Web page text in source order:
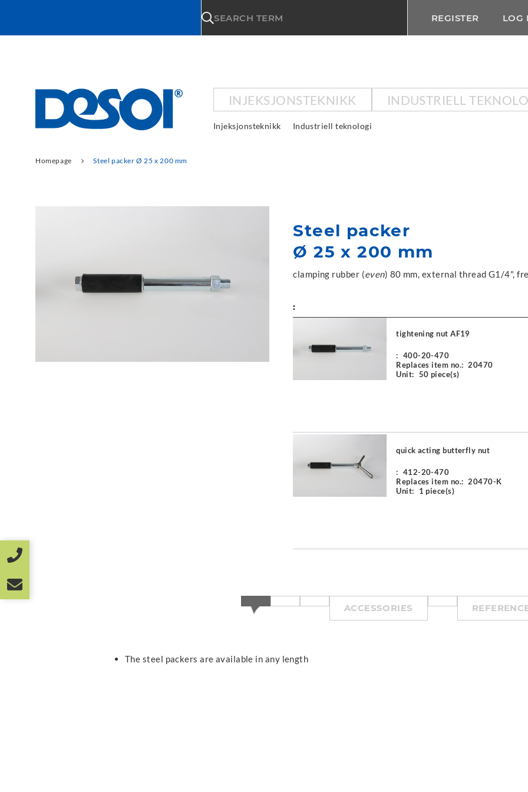
SEARCH TERM REGISTER LOG
INJEKSJONSTEKNIKK INDUSTRIELL
Injeksjonsteknikk Industriell teknologi
Homepage Steel packer Ø 25 x 200 mm
Steel packer
Ø 25 x 200 mm
clamping rubber (even) 80 mm, external thread G1/4",
:
tightening nut AF19
: 400-20-470
Replaces item no.: 20470
Unit: 50 piece(s)
quick acting butterfly nut
: 412-20-470
Replaces item no.: 20470-K
Unit:
1 piece(s)
ACCESSORIES
The steel packers are available in any length